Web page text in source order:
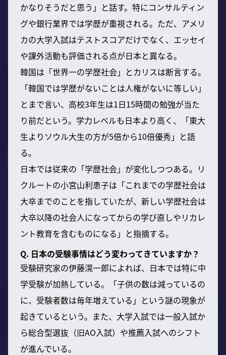
かなりそうだと思う」と話す。特にコンサルティン
グや銀行業界では学歴が重視される。ただ、アメリ
カの大学入試はテストスコアだけでなく、エッセイ
や課外活動も評価される点が日本と異なる。
韓国は「世界一の学歴社会」とカリスは断言する。
「韓国では学歴がないことは人権がないに等しい」
とまで言い、高校3年生は1日15時間の勉強が当た
り前だという。学力レベルも日本より高く、「東大
生よりソウル大生の方が5倍から10倍優秀」と語
る。
日本では従来の「学歴社会」が変化しつつある。リ
クルートの小宮山利恵子は「これまでの学歴社会は
大卒までのことを指していたが、新しい学歴社会は
大卒以降の社会人になってからの学び直しやリカレ
ント教育を含むものになる」と指摘する。
Q. 日本の受験事情はどう変わってきていますか？
受験研究家の伊藤滉一郎によれば、日本では特に中
学受験が加熱している。「子供の数は減っているの
に、受験者数は毎年増えている」という謎の現象が
起きているという。また、大学入試では一般入試か
ら総合型選抜（旧AO入試）や推薦入試へのシフト
が進んでいる。